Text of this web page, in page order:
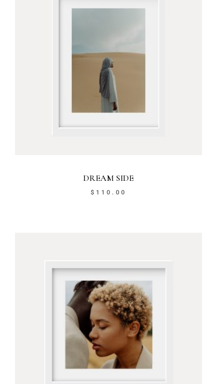
DREAM SIDE
$ 110.00